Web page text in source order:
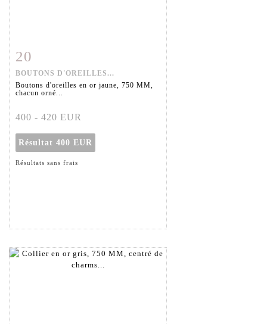
Fiche détaillée
20
BOUTONS D'OREILLES...
Boutons d'oreilles en or jaune, 750 MM,
chacun orné...
400 - 420 EUR
Résultat 400 EUR
Résultats sans frais